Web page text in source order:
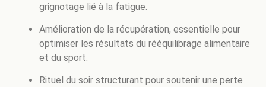
grignotage lié à la fatigue.
Amélioration de la récupération, essentielle pour
optimiser les résultats du rééquilibrage alimentaire
et du sport.
Rituel du soir structurant pour soutenir une perte